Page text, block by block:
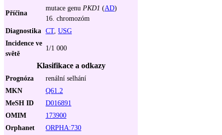
Příčina
mutace genu PKD1 (AD)
16. chromozóm
Diagnostika CT, USG
Incidence ve
světě
1/1 000
Klasifikace a odkazy
Prognóza
renální selhání
MKN
Q61.2
MeSH ID
D016891
OMIM
173900
Orphanet
ORPHA:730